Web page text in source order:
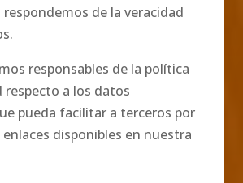
de la veracidad
responsables de la política
respecto a los datos
pueda facilitar a terceros por
disponibles en nuestra